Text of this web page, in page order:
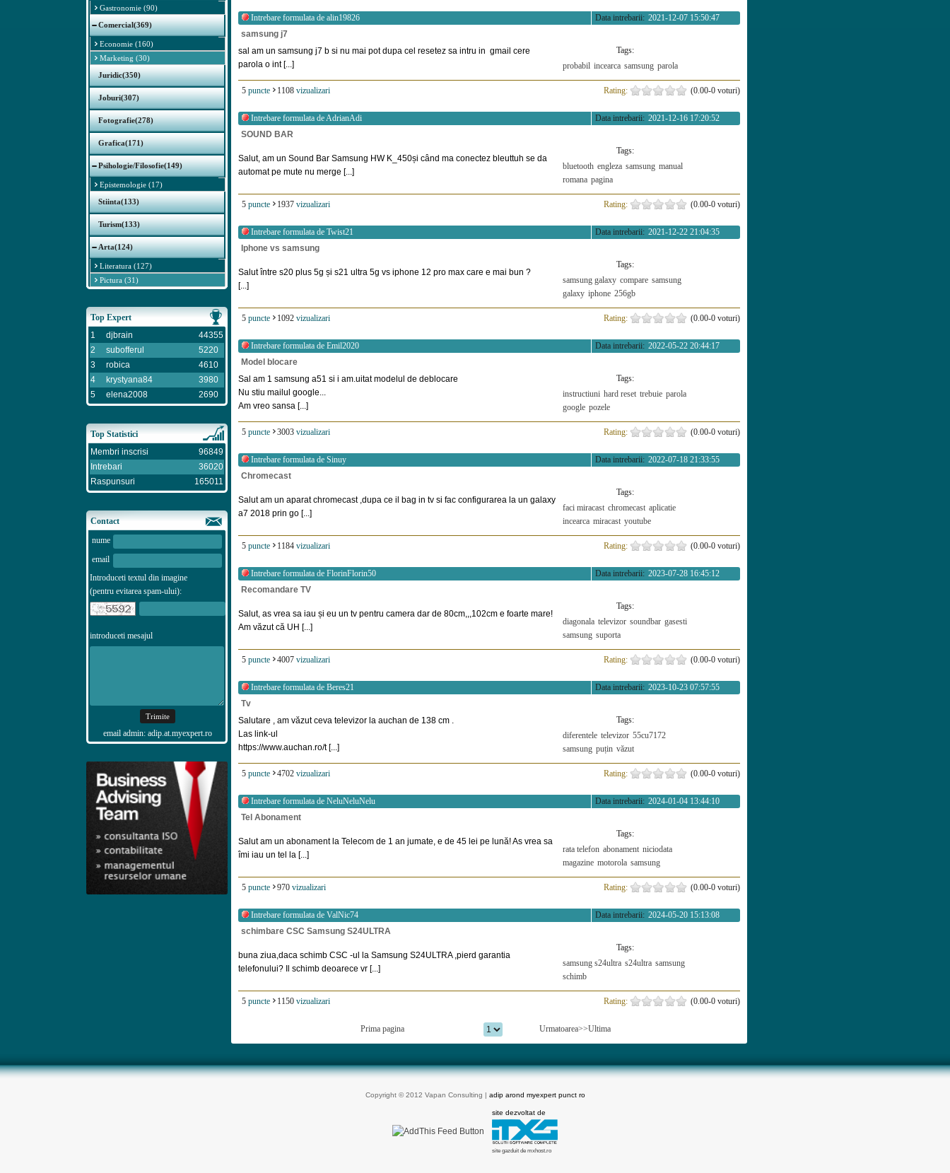
Gastronomie (90)
Comercial(369)
Economie (160)
Marketing (30)
Juridic(350)
Joburi(307)
Fotografie(278)
Grafica(171)
Psihologie/Filosofie(149)
Epistemologie (17)
Stiinta(133)
Turism(133)
Arta(124)
Literatura (127)
Pictura (31)
Top Expert
1
djbrain
44355
2
subofferul
5220
3
robica
4610
4
krystyana84
3980
5
elena2008 2690
Top Statistici
Membri inscrisi
96849
Intrebari
36020
Raspunsuri
165011
Contact
nume
email
Introduceti textul din imagine
(pentru evitarea spam-ului):
introduceti mesajul
email admin: adip.at.myexpert.ro
Intrebare formulata de alin19826 2021-12-07 15:50:47
Data intrebarii:
samsung j7
sal am un samsung j7 b si nu mai pot dupa cel resetez sa intru in gmail cere
parola o int [...]
Tags:
probabil incearca samsung parola
5 puncte 1108 vizualizari (0.00-0 voturi)
Rating:
Intrebare formulata deAdrianAdi 2021-12-16 17:20:52
Data intrebarii:
SOUND BAR
Salut, am un Sound Bar Samsung HW K_450și când ma conectez bleuttuh se da
automat pe mute nu merge [...]
Tags:
bluetooth engleza samsung manual
romana pagina
5 puncte 1937 vizualizari (0.00-0 voturi)
Rating:
Intrebare formulata de Twist21 2021-12-22 21:04:35
Data intrebarii:
Iphone vs samsung
Salut între s20 plus 5g și s21 ultra 5g vs iphone 12 pro max care e mai bun ?
[...]
Tags:
samsung galaxy compare samsung
galaxy iphone 256gb
5 puncte 1092 vizualizari (0.00-0 voturi)
Rating:
Intrebare formulata de Emil2020 2022-05-22 20:44:17
Data intrebarii:
Model blocare
Sal am 1 samsung a51 si i am.uitat modelul de deblocare
Nu stiu mailul google...
Am vreo sansa [...]
Tags:
instructiuni hard reset trebuie parola
google pozele
5 puncte 3003 vizualizari (0.00-0 voturi)
Rating:
Intrebare formulata de Sinuy 2022-07-18 21:33:55
Data intrebarii:
Chromecast
Salut am un aparat chromecast ,dupa ce il bag in tv si fac configurarea la un galaxy
a7 2018 prin go [...]
Tags:
faci miracast chromecast aplicatie
incearca miracast youtube
5 puncte 1184 vizualizari (0.00-0 voturi)
Rating:
Intrebare formulata de FlorinFlorin50 2023-07-28 16:45:12
Data intrebarii:
Recomandare TV
Salut, as vrea sa iau și eu un tv pentru camera dar de 80cm,,,102cm e foarte mare!
Am văzut că UH [...]
Tags:
diagonala televizor soundbar gasesti
samsung suporta
5 puncte 4007 vizualizari (0.00-0 voturi)
Rating:
Intrebare formulata de Beres21 2023-10-23 07:57:55
Data intrebarii:
Tv
Salutare , am văzut ceva televizor la auchan de 138 cm .
Las link-ul
https://www.auchan.ro/t [...]
Tags:
diferentele televizor 55cu7172
samsung puțin văzut
5 puncte 4702 vizualizari (0.00-0 voturi)
Rating:
Intrebare formulata de NeluNeluNelu 2024-01-04 13:44:10
Data intrebarii:
Tel Abonament
Salut am un abonament la Telecom de 1 an jumate, e de 45 lei pe lună! As vrea sa
îmi iau un tel la [...]
Tags:
rata telefon abonament niciodata
magazine motorola samsung
5 puncte 970 vizualizari (0.00-0 voturi)
Rating:
Intrebare formulata de ValNic74 2024-05-20 15:13:08
Data intrebarii:
schimbare CSC Samsung S24ULTRA
buna ziua,daca schimb CSC -ul la Samsung S24ULTRA ,pierd garantia
telefonului? Il schimb deoarece vr [...]
Tags:
samsung s24ultra s24ultra samsung
schimb
5 puncte 1150 vizualizari (0.00-0 voturi)
Rating:
Prima pagina Urmatoarea>>Ultima
Copyright © 2012 Vapan Consulting | adip arond myexpert punct ro
site dezvoltat de
site gazduit de mxhost.ro